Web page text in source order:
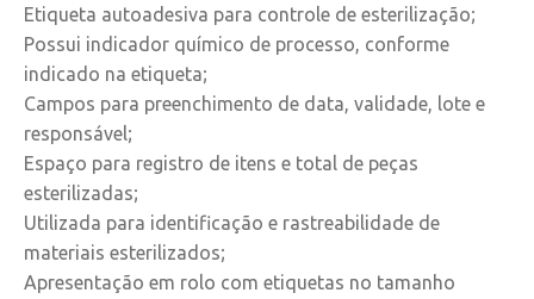
Etiqueta autoadesiva para controle de esterilização;
Possui indicador químico de processo, conforme
indicado na etiqueta;
Campos para preenchimento de data, validade, lote e
responsável;
Espaço para registro de itens e total de peças
esterilizadas;
Utilizada para identificação e rastreabilidade de
materiais esterilizados;
Apresentação em rolo com etiquetas no tamanho